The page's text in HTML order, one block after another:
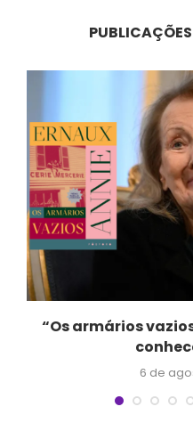
“Os armários
6 de